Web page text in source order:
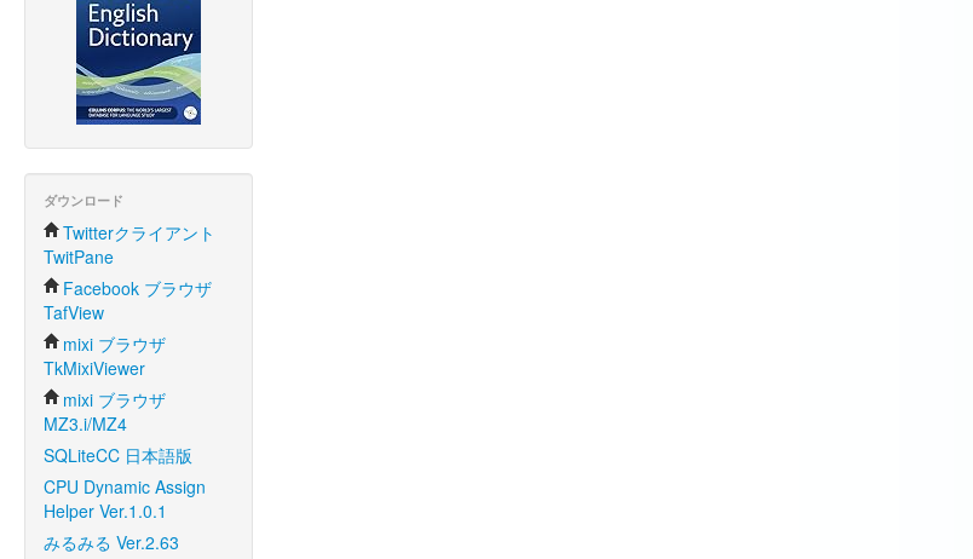
ダウンロード
Twitterクライアント
TwitPane
Facebook ブラウザ
TafView
mixi ブラウザ
TkMixiViewer
mixi ブラウザ
MZ3.i/MZ4
SQLiteCC 日本語版
CPU Dynamic Assign
Helper Ver.1.0.1
みるみる Ver.2.63